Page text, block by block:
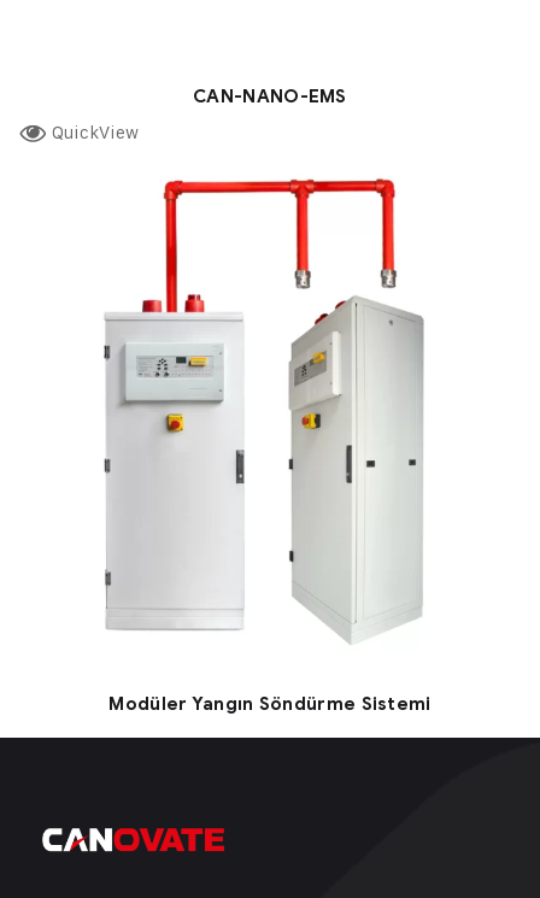
CAN-NANO-EMS
QuickView
Modüler Yangın Söndürme Sistemi